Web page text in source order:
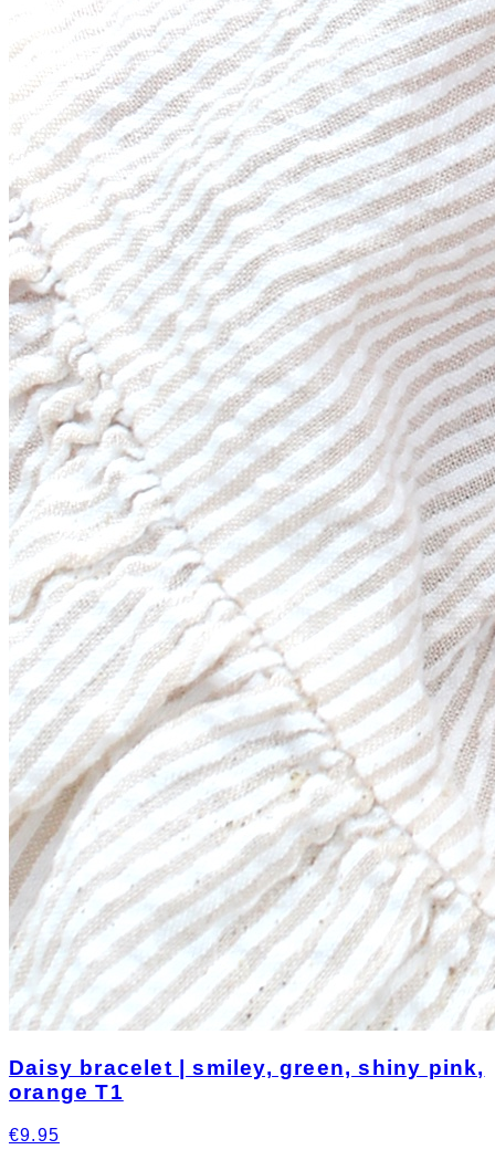
Daisy bracelet | smiley, green, shiny pink,
orange T1
€9.95